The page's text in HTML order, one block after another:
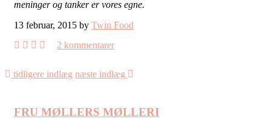
meninger og tanker er vores egne.
13 februar, 2015 by Twin Food
2 kommentarer
tidligere indlæg næste indlæg
FRU MØLLERS MØLLERI